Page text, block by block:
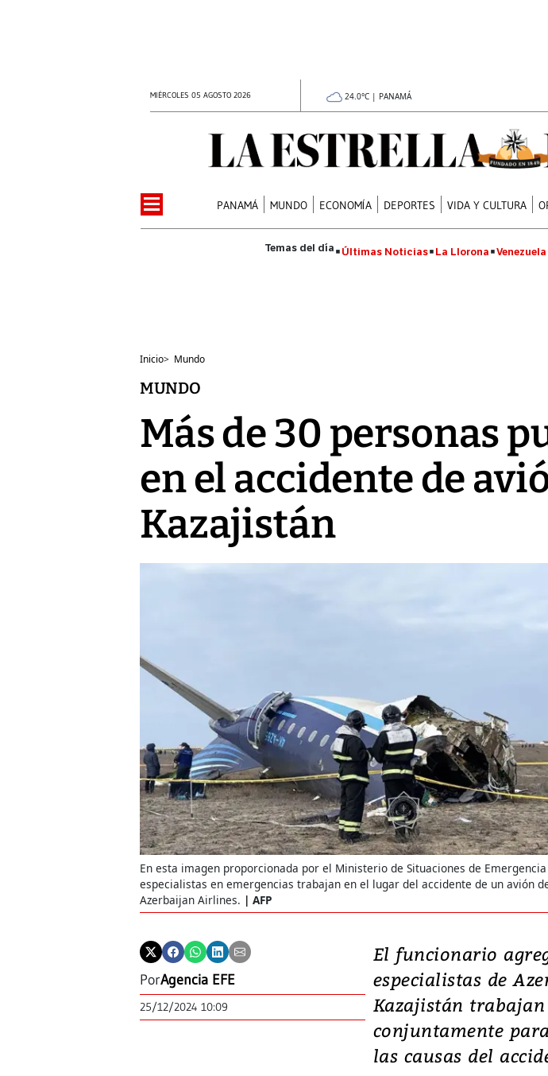
MIÉRCOLES 05 AGOSTO 2026 24.0°C | PANAMÁ
PANAMÁ MUNDO ECONOMÍA DEPORTES VIDA Y CULTURA
Últimas Noticias La Llorona Venezuela
Inicio> Mundo
MUNDO
Más de 30 personas
en el accidente de
Kazajistán
En esta imagen proporcionada por el Ministerio de Situaciones de
especialistas en emergencias trabajan en el lugar del accidente de un avión
Azerbaijan Airlines.
AFP
PorAgencia EFE
25/12/2024 10:09
El funcionario
especialistas de
Kazajistán trabajan
conjuntamente
las causas del
Video,
Un fuerte
7,1 se registró
julio en la
al sur de Japón,
emergencia de